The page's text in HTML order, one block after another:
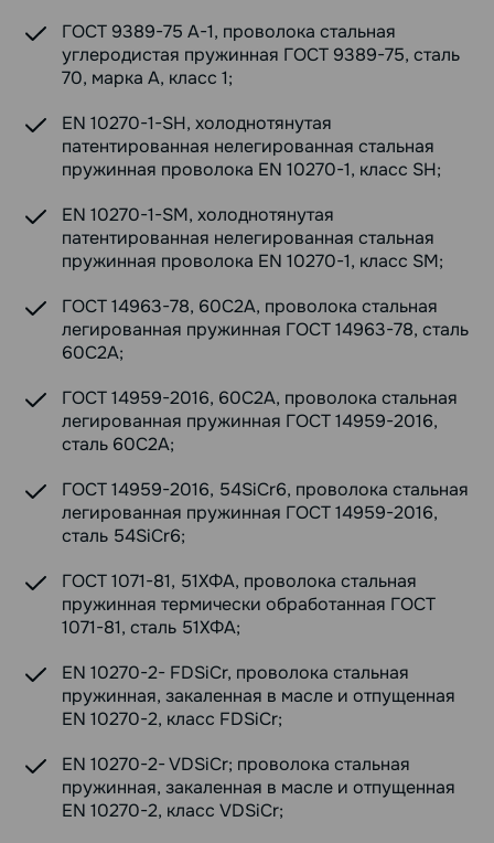
ГОСТ 9389-75 А-1, проволока стальная
углеродистая пружинная ГОСТ 9389-75, сталь
70, марка А, класс 1;
EN 10270-1-SH, холоднотянутая
патентированная нелегированная стальная
пружинная проволока EN 10270-1, класс SH;
EN 10270-1-SM, холоднотянутая
патентированная нелегированная стальная
пружинная проволока EN 10270-1, класс SM;
ГОСТ 14963-78, 60С2А, проволока стальная
легированная пружинная ГОСТ 14963-78, сталь
60С2А;
ГОСТ 14959-2016, 60С2А, проволока стальная
легированная пружинная ГОСТ 14959-2016,
сталь 60С2А;
ГОСТ 14959-2016, 54SiCr6, проволока стальная
легированная пружинная ГОСТ 14959-2016,
сталь 54SiCr6;
ГОСТ 1071-81, 51ХФА, проволока стальная
пружинная термически обработанная ГОСТ
1071-81, сталь 51ХФА;
EN 10270-2- FDSiCr, проволока стальная
пружинная, закаленная в масле и отпущенная
EN 10270-2, класс FDSiCr;
EN 10270-2- VDSiCr; проволока стальная
пружинная, закаленная в масле и отпущенная
EN 10270-2, класс VDSiCr;